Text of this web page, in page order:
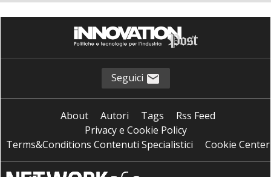
Seguici
About Autori Tags
Rss Feed
Privacy e Cookie Policy
Terms&Conditions Contenuti Specialistici
Cookie Center